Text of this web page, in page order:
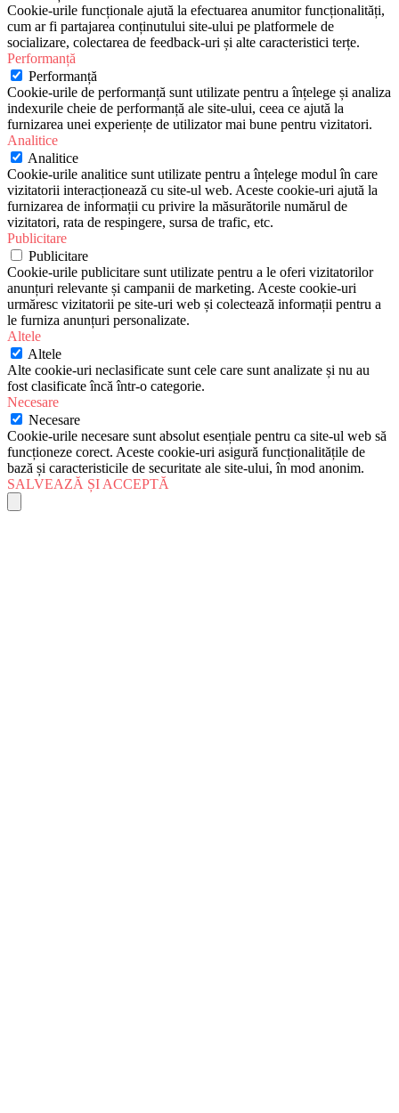
Cookie-urile funcționale ajută la efectuarea anumitor funcționalități,
cum ar fi partajarea conținutului site-ului pe platformele de
socializare, colectarea de feedback-uri și alte caracteristici terțe.
Performanță
Performanță
Cookie-urile de performanță sunt utilizate pentru a înțelege și analiza
indexurile cheie de performanță ale site-ului, ceea ce ajută la
furnizarea unei experiențe de utilizator mai bune pentru vizitatori.
Analitice
Analitice
Cookie-urile analitice sunt utilizate pentru a înțelege modul în care
vizitatorii interacționează cu site-ul web. Aceste cookie-uri ajută la
furnizarea de informații cu privire la măsurătorile numărul de
vizitatori, rata de respingere, sursa de trafic, etc.
Publicitare
Publicitare
Cookie-urile publicitare sunt utilizate pentru a le oferi vizitatorilor
anunțuri relevante și campanii de marketing. Aceste cookie-uri
urmăresc vizitatorii pe site-uri web și colectează informații pentru a
le furniza anunțuri personalizate.
Altele
Altele
Alte cookie-uri neclasificate sunt cele care sunt analizate și nu au
fost clasificate încă într-o categorie.
Necesare
Necesare
Cookie-urile necesare sunt absolut esențiale pentru ca site-ul web să
funcționeze corect. Aceste cookie-uri asigură funcționalitățile de
bază și caracteristicile de securitate ale site-ului, în mod anonim.
SALVEAZĂ ȘI ACCEPTĂ